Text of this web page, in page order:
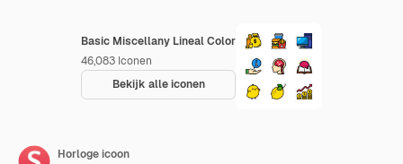
Basic Miscellany Lineal Color
46,083 Iconen
Bekijk alle iconen
Horloge icoon